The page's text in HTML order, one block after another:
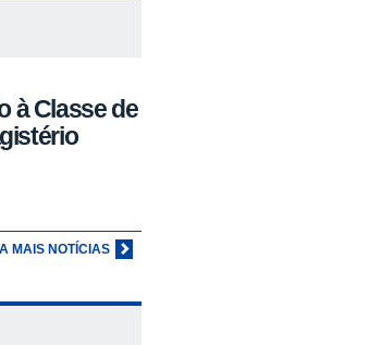
à Classe de
MAIS NOTÍCIAS